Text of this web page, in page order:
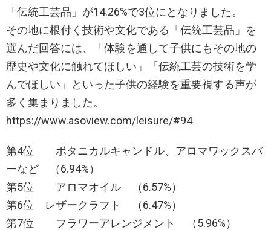
「伝統工芸品」が14.26%で3位にとなりました。
その地に根付く技術や文化である「伝統工芸品」を
選んだ回答には、「体験を通して子供にもその地の
歴史や文化に触れてほしい」「伝統工芸の技術を学
んでほしい」といった子供の経験を重要視する声が
多く集まりました。
https://www.asoview.com/leisure/#94
第4位 ボタニカルキャンドル、アロマワックスバ
ーなど （6.94%）
第5位 アロマオイル （6.57%）
第6位 レザークラフト （6.47%）
第7位 フラワーアレンジメント （5.96%）